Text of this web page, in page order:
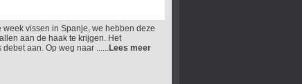
vissen in Spanje, we hebben deze
aan de haak te krijgen. Het
aan. Op weg naar ......Lees meer